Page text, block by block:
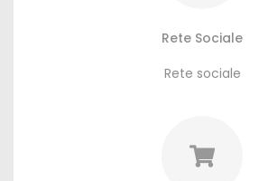
Rete Sociale
Rete sociale